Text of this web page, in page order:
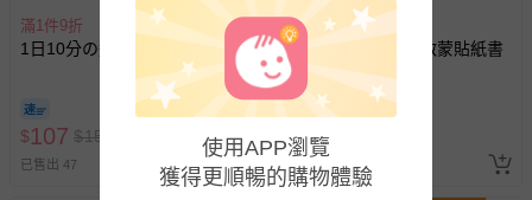
相關的退換貨辦理流程，可詳見： 退換貨 & 退款問題
運送服務：目前提供的運送僅限台灣本島。如您位於離島地
區，可能會無法配送，或須依據商品需加收離島運費。廠商
亦保留出貨與否的權利。離島、偏遠地區、樓層親送等加價
滿1件9折
1日10分の運筆畫畫練習
$107 $150
已售出 47
滿1件9折
觀察力-我的第一本啟蒙貼紙書
$57 $
已售出 151
使用APP瀏覽
獲得更順暢的購物體驗